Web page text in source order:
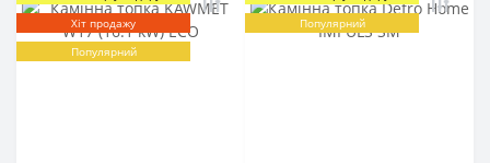
Хіт продажу
Популярний
Популярний